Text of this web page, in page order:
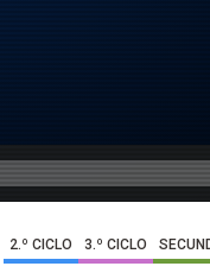
2.º CICLO 3.º CICLO